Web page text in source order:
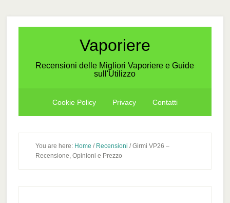
Vaporiere
Recensioni delle Migliori Vaporiere e Guide
sull'Utilizzo
Cookie Policy Privacy Contatti
You are here: Home / Recensioni /Girmi VP26 –
Recensione, Opinioni e Prezzo